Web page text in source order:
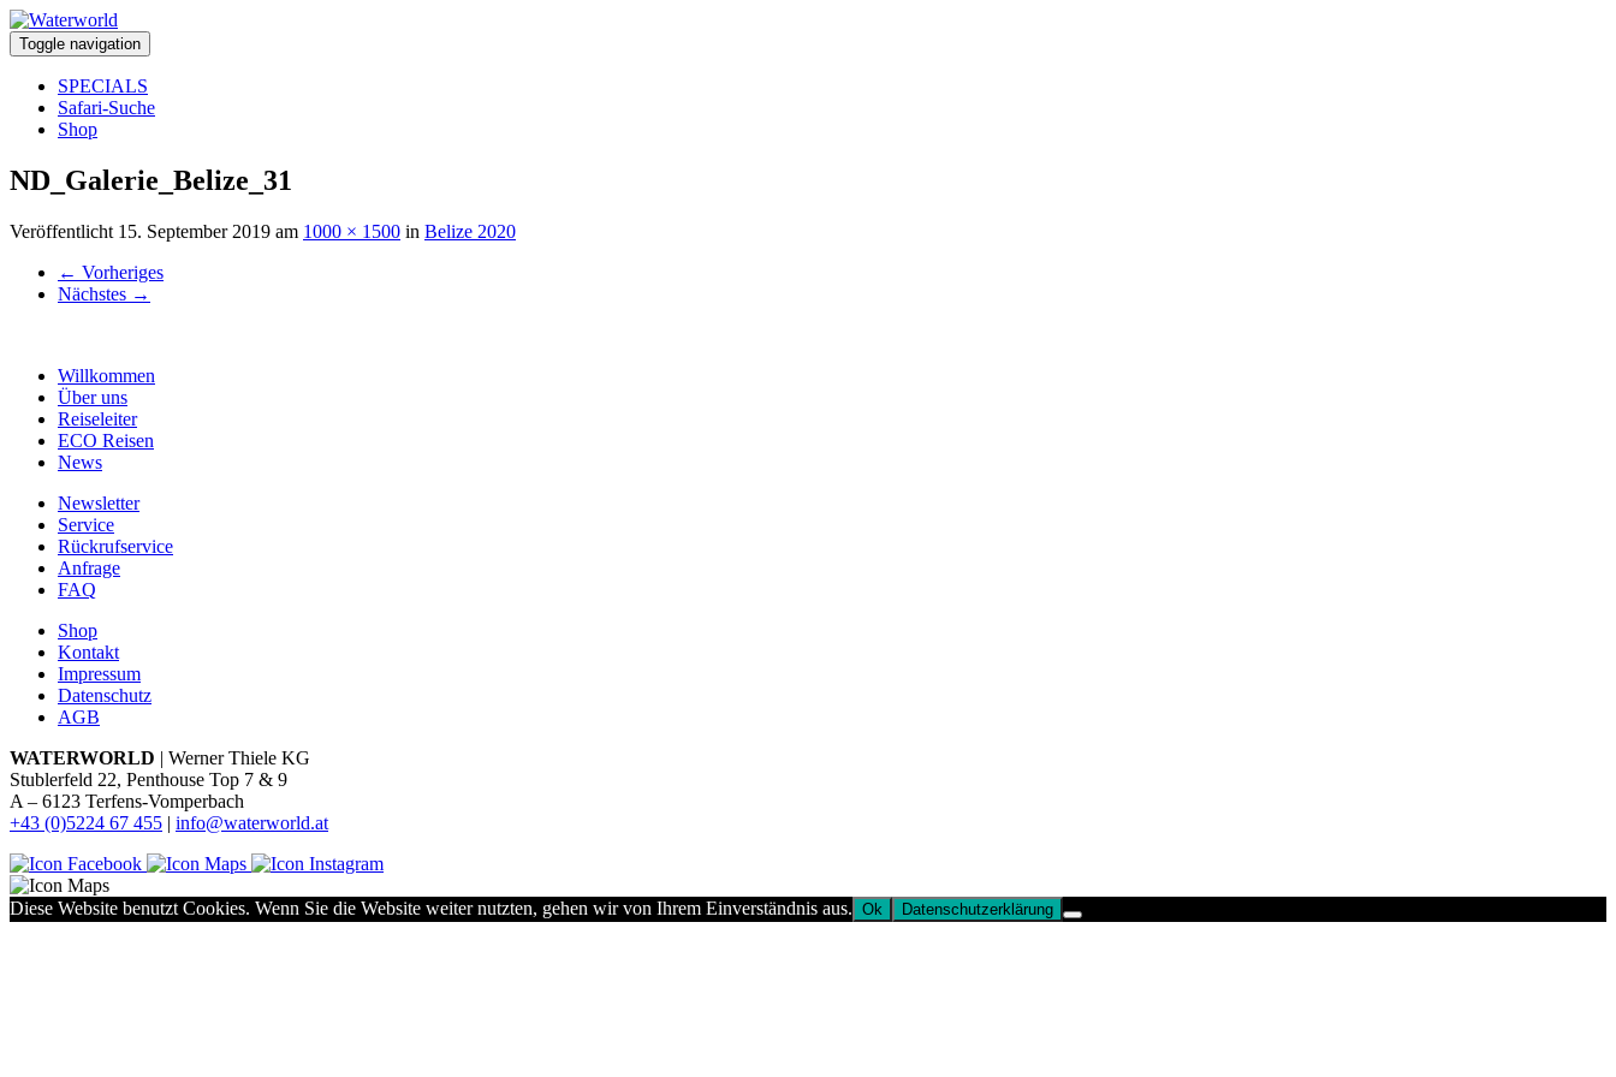
Toggle navigation
SPECIALS
Safari-Suche
Shop
ND_Galerie_Belize_31
Veröffentlicht 15. September 2019 am 1000 × 1500 in Belize 2020
← Vorheriges
Nächstes →
Willkommen
Über uns
Reiseleiter
ECO Reisen
News
Newsletter
Service
Rückrufservice
Anfrage
FAQ
Shop
Kontakt
Impressum
Datenschutz
AGB
WATERWORLD | Werner Thiele KG
Stublerfeld 22, Penthouse Top 7 & 9
A – 6123 Terfens-Vomperbach
+43 (0)5224 67 455 | info@waterworld.at
Diese Website benutzt Cookies. Wenn Sie die Website weiter nutzten, gehen wir von Ihrem Einverständnis aus. Ok Datenschutzerklärung